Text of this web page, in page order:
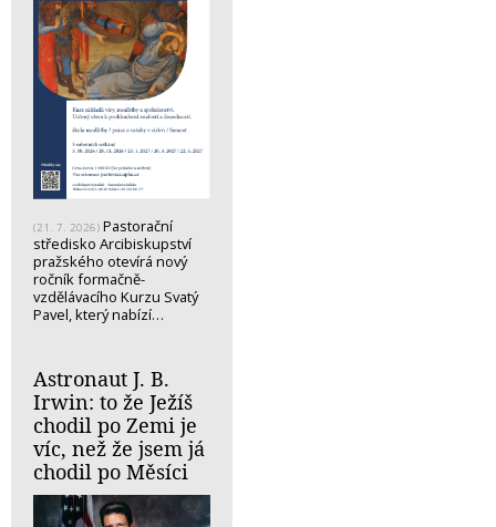
(21. 7. 2026) Pastorační
středisko Arcibiskupství
pražského otevírá nový
ročník formačně-
vzdělávacího Kurzu Svatý
Pavel, který nabízí…
Astronaut J. B.
Irwin: to že Ježíš
chodil po Zemi je
víc, než že jsem já
chodil po Měsíci